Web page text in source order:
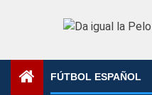
FÚTBOL ESPAÑOL